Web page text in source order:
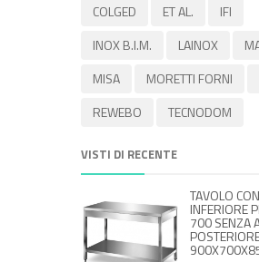
COLGED
ET AL.
IFI
INOX B.I.M.
LAINOX
MISA
MORETTI FORNI
REWEBO
TECNODOM
VISTI DI RECENTE
TAVOLO
INFERIORE
700 SENZA